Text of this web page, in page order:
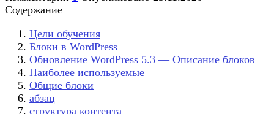
Содержание
Цели обучения
Блоки в WordPress
Обновление WordPress 5.3 — Описание блоков
Наиболее используемые
Общие блоки
абзац
структура контента